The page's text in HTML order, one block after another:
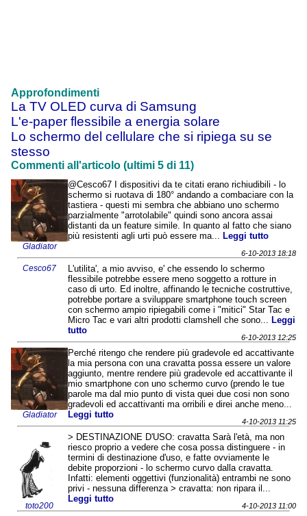
Approfondimenti
La TV OLED curva di Samsung
L'e-paper flessibile a energia solare
Lo schermo del cellulare che si ripiega su se
stesso
Commenti all'articolo (ultimi 5 di 11)
Gladiator
@Cesco67 I dispositivi da te citati erano richiudibili - lo
schermo si ruotava di 180° andando a combaciare con la
tastiera - questi mi sembra che abbiano uno schermo
parzialmente "arrotolabile" quindi sono ancora assai
distanti da un feature simile. In quanto al fatto che siano
più resistenti agli urti può essere ma...
Leggi tutto
6-10-2013 18:18
Cesco67
L'utilita', a mio avviso, e' che essendo lo schermo
flessibile potrebbe essere meno soggetto a rotture in
caso di urto. Ed inoltre, affinando le tecniche costruttive,
potrebbe portare a sviluppare smartphone touch screen
con schermo ampio ripiegabili come i "mitici" Star Tac e
Micro Tac e vari altri prodotti clamshell che sono...
Leggi
tutto
6-10-2013 12:25
Gladiator
Perché ritengo che rendere più gradevole ed accattivante
la mia persona con una cravatta possa essere un valore
aggiunto, mentre rendere più gradevole ed accattivante il
mio smartphone con uno schermo curvo (prendo le tue
parole ma dal mio punto di vista quei due cosi non sono
gradevoli ed accattivanti ma orribili e direi anche meno...
Leggi tutto
4-10-2013 11:25
toto200
> DESTINAZIONE D'USO: cravatta Sarà l'età, ma non
riesco proprio a vedere che cosa possa distinguere - in
termini di destinazione d'uso, e fatte ovviamente le
debite proporzioni - lo schermo curvo dalla cravatta.
Infatti: elementi oggettivi (funzionalità) entrambi ne sono
privi - nessuna differenza > cravatta: non ripara il...
Leggi tutto
4-10-2013 11:00